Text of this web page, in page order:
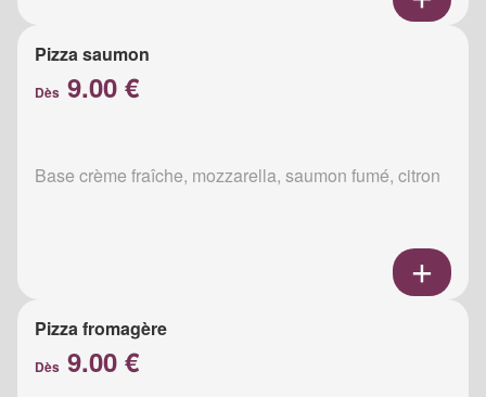
Pizza saumon
Dès 9.00 €
Base crème fraîche, mozzarella, saumon fumé, citron
Pizza fromagère
Dès 9.00 €